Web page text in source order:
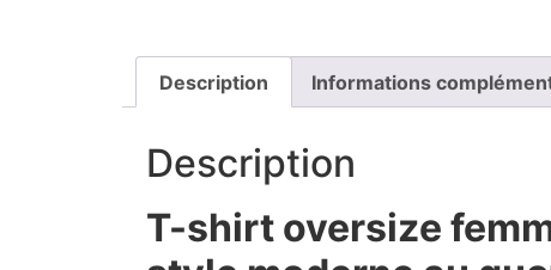
Description Informations
Description
T-shirt oversize